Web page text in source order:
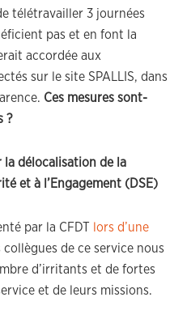
télétravailler 3 journées
pas et en font la
accordée aux
sur le site SPALLIS, dans
Ces mesures sont-
?
la délocalisation de la
et à l’Engagement (DSE)
par la CFDT lors d’une
collègues de ce service nous
d’irritants et de fortes
et de leurs missions.